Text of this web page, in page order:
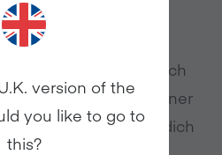
vegane Gerichte
Tofu, Tempeh als auch
sie alle können zu einer
beitragen. Probiere dich
version of the
you like to go to
this?